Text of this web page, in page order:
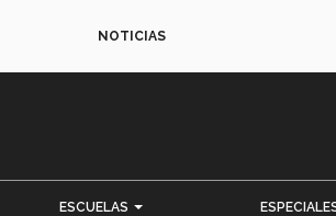
NOTICIAS
ESCUELAS